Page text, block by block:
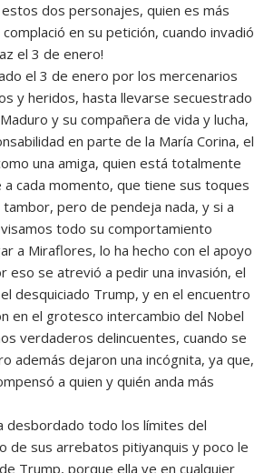
dos personajes, quien es más
en su petición, cuando invadió
el 3 de enero!
el 3 de enero por los mercenarios
y heridos, hasta llevarse secuestrado
y su compañera de vida y lucha,
en parte de la María Corina, el
una amiga, quien está totalmente
cada momento, que tiene sus toques
pero de pendeja nada, y si a
todo su comportamiento
a Miraflores, lo ha hecho con el apoyo
eso se atrevió a pedir una invasión, el
desquiciado Trump, y en el encuentro
en el grotesco intercambio del Nobel
verdaderos delincuentes, cuando se
además dejaron una incógnita, ya que,
a quien y quién anda más
desbordado todo los límites del
de sus arrebatos pitiyanquis y poco le
Trump, porque ella ve en cualquier